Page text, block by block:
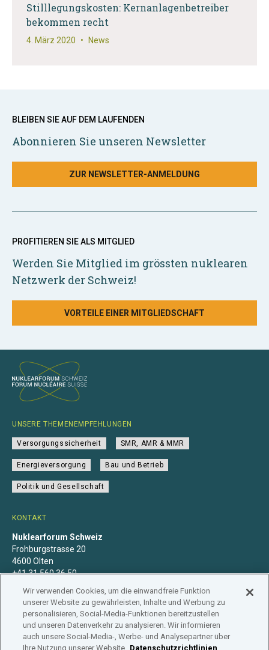
Stilllegungskosten: Kernanlagenbetreiber
bekommen recht
4. März 2020 • News
BLEIBEN SIE AUF DEM LAUFENDEN
Abonnieren Sie unseren Newsletter
ZUR NEWSLETTER-ANMELDUNG
PROFITIEREN SIE ALS MITGLIED
Werden Sie Mitglied im grössten nuklearen
Netzwerk der Schweiz!
VORTEILE EINER MITGLIEDSCHAFT
KONTAKT
Nuklearforum Schweiz
Frohburgstrasse 20
4600 Olten
+41 31 560 36 50
UNSERE THEMENEMPFEHLUNGEN
Versorgungssicherheit SMR, AMR & MMR
Energieversorgung Bau und Betrieb
Politik und Gesellschaft
Datenschutzerklärung Impressum Mitgliedschaft
Wir verwenden Cookies, um die einwandfreie Funktion
unserer Website zu gewährleisten, Inhalte und Werbung zu
personalisieren, Social-Media-Funktionen bereitzustellen
und unseren Datenverkehr zu analysieren. Wir informieren
auch unsere Social-Media-, Werbe- und Analysepartner über
Ihre Nutzung unserer Website. Datenschutzrichtlinien